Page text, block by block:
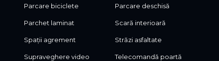
Parcare biciclete Parcare deschisă
Parchet laminat Scară interioară
Spații agrement Străzi asfaltate
Supraveghere video
Telecomandă poartă